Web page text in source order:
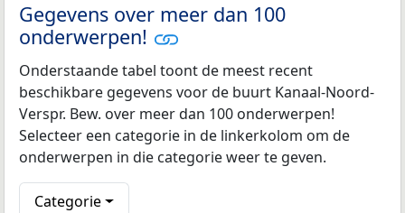
Gegevens over meer dan 100
onderwerpen!
Onderstaande tabel toont de meest recent
beschikbare gegevens voor de buurt Kanaal-Noord-
Verspr. Bew. over meer dan 100 onderwerpen!
Selecteer een categorie in de linkerkolom om de
onderwerpen in die categorie weer te geven.
Categorie